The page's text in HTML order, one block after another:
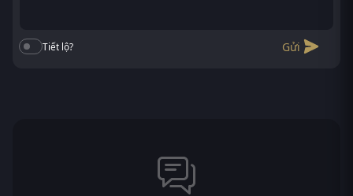
Tiết lộ? Gửi